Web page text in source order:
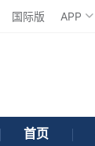
国际版 APP
首页